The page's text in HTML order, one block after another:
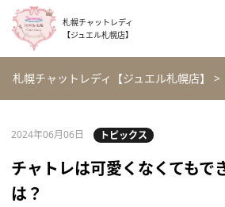
札幌チャットレディ
【ジュエル札幌店】
札幌チャットレディ【ジュエル札幌店】 >
2024年06月06日 トピックス
チャトレは可愛くなくてもで
は？